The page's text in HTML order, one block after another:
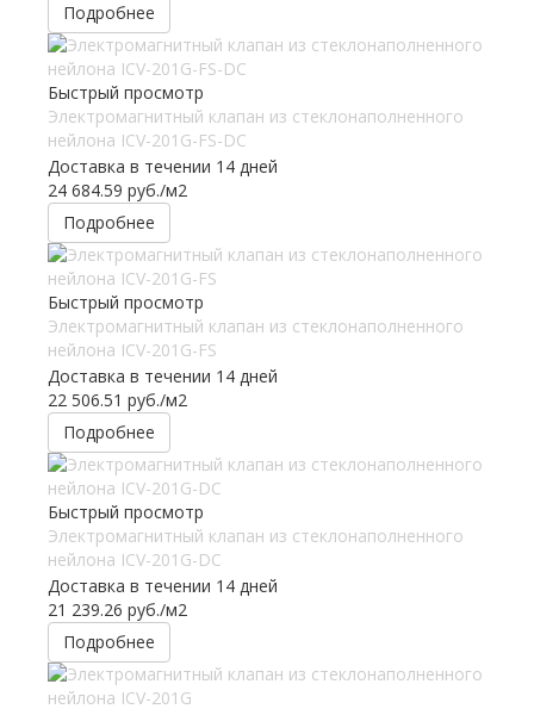
Подробнее
Быстрый просмотр
Электромагнитный клапан из стеклонаполненного
нейлона ICV-201G-FS-DC
Доставка в течении 14 дней
24 684.59 руб./м2
Подробнее
Быстрый просмотр
Электромагнитный клапан из стеклонаполненного
нейлона ICV-201G-FS
Доставка в течении 14 дней
22 506.51 руб./м2
Подробнее
Быстрый просмотр
Электромагнитный клапан из стеклонаполненного
нейлона ICV-201G-DC
Доставка в течении 14 дней
21 239.26 руб./м2
Подробнее